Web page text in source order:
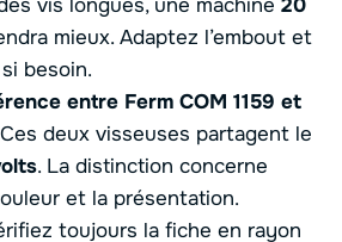
vis longues, une machine 20
mieux. Adaptez l’embout et
besoin.
entre Ferm COM 1159 et
Ces deux visseuses partagent le
. La distinction concerne
et la présentation.
toujours la fiche en rayon